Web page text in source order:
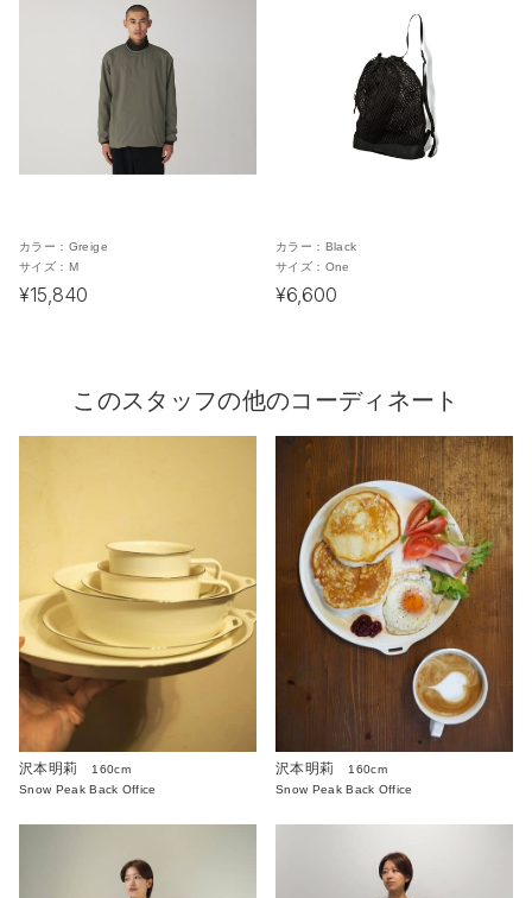
カラー： Greige
サイズ： M
¥15,840
カラー： Black
サイズ： One
¥6,600
このスタッフの他のコーディネート
沢本明莉
160cm
Snow Peak Back Office
沢本明莉
160cm
Snow Peak Back Office